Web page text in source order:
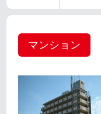
マンション